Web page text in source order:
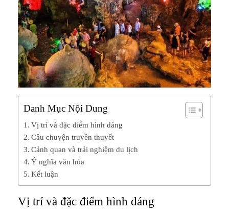
Danh Mục Nội Dung
Vị trí và đặc điểm hình dáng
Câu chuyện truyền thuyết
Cảnh quan và trải nghiệm du lịch
Ý nghĩa văn hóa
Kết luận
Vị trí và đặc điểm hình dáng